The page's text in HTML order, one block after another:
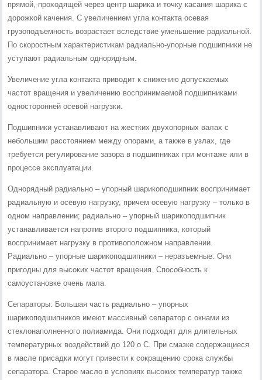
прямой, проходящей через центр шарика и точку касания шарика с
дорожкой качения. С увеличением угла контакта осевая
грузоподъемность возрастает вследствие уменьшение радиальной.
По скоростным характеристикам радиально-упорные подшипники не
уступают радиальным однорядным.
Увеличение угла контакта приводит к снижению допускаемых
частот вращения и увеличению воспринимаемой подшипниками
односторонней осевой нагрузки.
Подшипники устанавливают на жестких двухопорных валах с
небольшим расстоянием между опорами, а также в узлах, где
требуется регулирование зазора в подшипниках при монтаже или в
процессе эксплуатации.
Однорядный радиально – упорный шарикоподшипник воспринимает
радиальную и осевую нагрузку, причем осевую нагрузку – только в
одном направлении; радиально – упорный шарикоподшипник
устанавливается напротив второго подшипника, который
воспринимает нагрузку в противоположном направлении.
Радиально – упорные шарикоподшипники – неразъемные. Они
пригодны для высоких частот вращения. Способность к
самоустановке очень мала.
Сепараторы: Большая часть радиально – упорных
шарикоподшипников имеют массивный сепаратор с окнами из
стеклонаполненного полиамида. Они подходят для длительных
температурных воздействий до 120 о С. При смазке содержащиеся
в масле присадки могут привести к сокращению срока службы
сепаратора. Старое масло в условиях высоких температур также